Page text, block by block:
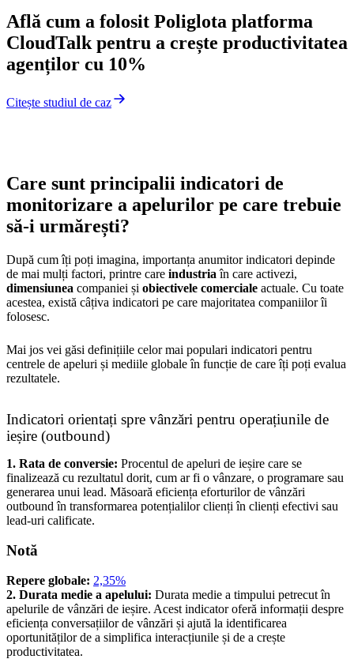
Află cum a folosit Poliglota platforma
CloudTalk pentru a crește productivitatea
agenților cu 10%
Citește studiul de caz
Care sunt principalii indicatori de
monitorizare a apelurilor pe care trebuie
să-i urmărești?
După cum îți poți imagina, importanța anumitor indicatori depinde
de mai mulți factori, printre care industria în care activezi,
dimensiunea companiei și obiectivele comerciale actuale. Cu toate
acestea, există câțiva indicatori pe care majoritatea companiilor îi
folosesc.
Mai jos vei găsi definițiile celor mai populari indicatori pentru
centrele de apeluri și mediile globale în funcție de care îți poți evalua
rezultatele.
Indicatori orientați spre vânzări pentru operațiunile de
ieșire (outbound)
1. Rata de conversie: Procentul de apeluri de ieșire care se
finalizează cu rezultatul dorit, cum ar fi o vânzare, o programare sau
generarea unui lead. Măsoară eficiența eforturilor de vânzări
outbound în transformarea potențialilor clienți în clienți efectivi sau
lead-uri calificate.
Notă
Repere globale: 2,35%
2. Durata medie a apelului: Durata medie a timpului petrecut în
apelurile de vânzări de ieșire. Acest indicator oferă informații despre
eficiența conversațiilor de vânzări și ajută la identificarea
oportunităților de a simplifica interacțiunile și de a crește
productivitatea.